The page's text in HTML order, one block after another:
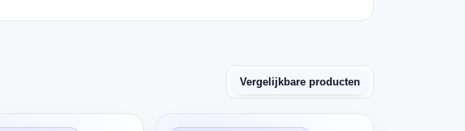
Vergelijkbare producten